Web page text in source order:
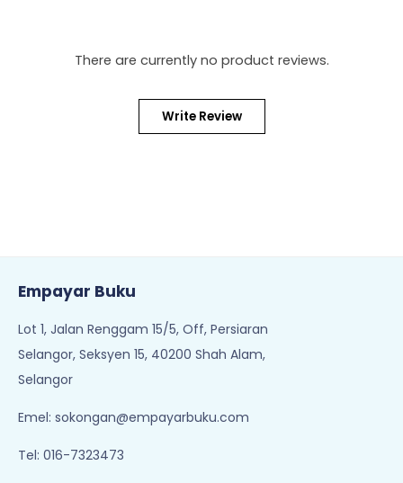
There are currently no product reviews.
Write Review
Empayar Buku
Lot 1, Jalan Renggam 15/5, Off, Persiaran
Selangor, Seksyen 15, 40200 Shah Alam,
Selangor
Emel: sokongan@empayarbuku.com
Tel: 016-7323473